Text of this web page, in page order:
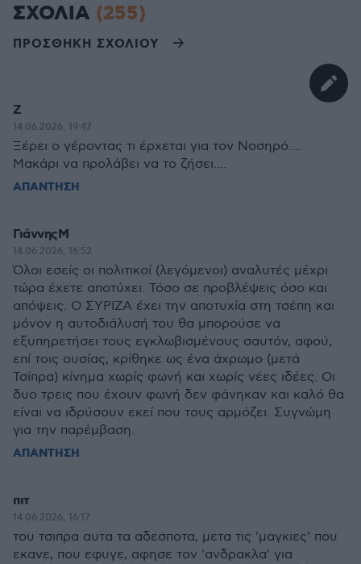
ΣΧΟΛΙΑ (255)
ΠΡΟΣΘΗΚΗ ΣΧΟΛΙΟΥ
Ζ
14.06.2026, 19:47
Ξέρει ο γέροντας τι έρχεται για τον Νοσηρό....
Μακάρι να προλάβει να το ζήσει....
ΑΠΑΝΤΗΣΗ
ΓιάννηςΜ
14.06.2026, 16:52
Όλοι εσείς οι πολιτικοί (λεγόμενοι) αναλυτές μέχρι
τώρα έχετε αποτύχει. Τόσο σε προβλέψεις όσο και
απόψεις. Ο ΣΥΡΙΖΑ έχει την αποτυχία στη τσέπη και
μόνον η αυτοδιάλυσή του θα μπορούσε να
εξυπηρετήσει τους εγκλωβισμένους σαυτόν, αφού,
επί τοις ουσίας, κρίθηκε ως ένα άχρωμο (μετά
Τσίπρα) κίνημα χωρίς φωνή και χωρίς νέες ιδέες. Οι
δυο τρεις που έχουν φωνή δεν φάνηκαν και καλό θα
είναι να ιδρύσουν εκεί που τους αρμόζει. Συγνώμη
για την παρέμβαση.
ΑΠΑΝΤΗΣΗ
πιτ
14.06.2026, 16:17
του τσιπρα αυτα τα αδεσποτα, μετα τις 'μαγκιες' που
εκανε, που εφυγε, αφησε τον 'ανδρακλα' για